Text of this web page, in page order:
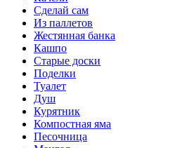
Сделай сам
Из паллетов
Жестянная банка
Кашпо
Старые доски
Поделки
Туалет
Душ
Курятник
Компостная яма
Песочница